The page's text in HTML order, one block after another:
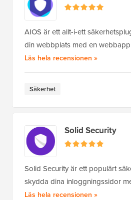
AIOS är ett allt-i-ett
din webbplats med en
Läs hela recensionen av All-In-
»
Säkerhet
Solid Security
Solid Security är ett populärt
skydda dina inloggningssidor
Läs hela recensionen av Solid
»